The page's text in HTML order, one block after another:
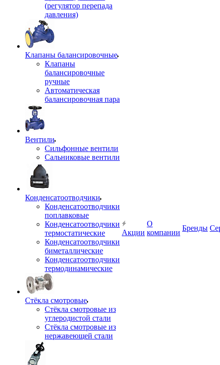
(регулятор перепада
давления)
Клапаны балансировочные
Клапаны
балансировочные
ручные
Автоматическая
балансировочная пара
Вентили
Сильфонные вентили
Сальниковые вентили
Конденсатоотводчики
Конденсатоотводчики
поплавковые
Конденсатоотводчики
термостатические
Конденсатоотводчики
биметаллические
Конденсатоотводчики
термодинамические
Стёкла смотровые
Стёкла смотровые из
углеродистой стали
Стёкла смотровые из
нержавеющей стали
Акции
О
компании
Бренды